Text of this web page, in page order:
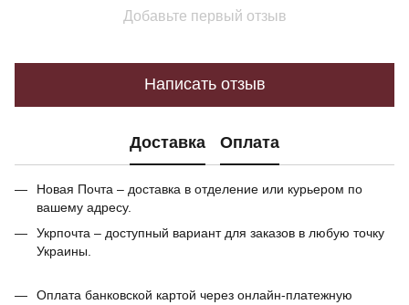
Добавьте первый отзыв
Написать отзыв
Доставка Оплата
Новая Почта – доставка в отделение или курьером по
вашему адресу.
Укрпочта – доступный вариант для заказов в любую точку
Украины.
Оплата банковской картой через онлайн-платежную